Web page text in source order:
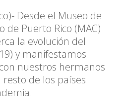
Desde el Museo de
Puerto Rico (MAC)
la evolución del
y manifestamos
nuestros hermanos
de los países